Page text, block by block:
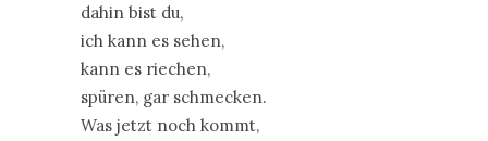
dahin bist du,
ich kann es sehen,
kann es riechen,
spüren, gar schmecken.
Was jetzt noch kommt,